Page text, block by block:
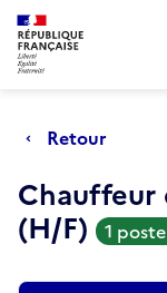
Aller au menu principal
Retour
Chauffeur
(H/F) 1
Retour au début de
Panneau de